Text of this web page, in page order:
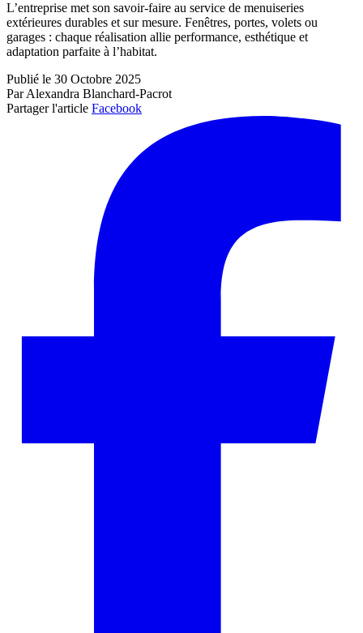
L’entreprise met son savoir-faire au service de menuiseries
extérieures durables et sur mesure. Fenêtres, portes, volets ou
garages : chaque réalisation allie performance, esthétique et
adaptation parfaite à l’habitat.
Publié le 30 Octobre 2025
Par Alexandra Blanchard-Pacrot
Partager l'article Facebook